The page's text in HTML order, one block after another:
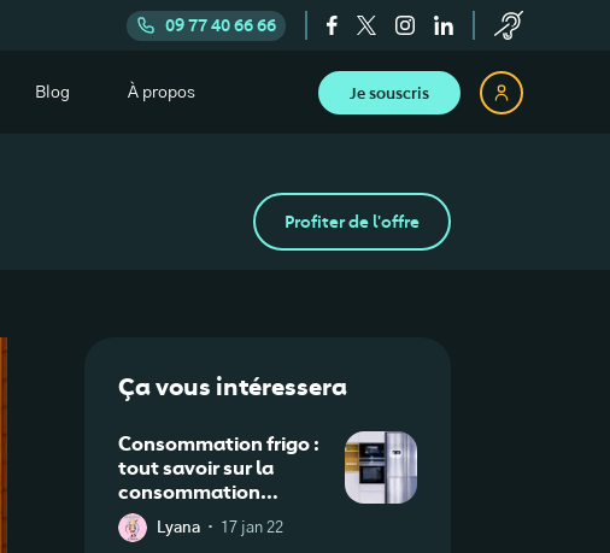
09 77 40 66 66
Blog À propos Je souscris
Profiter de l'offre
Ça vous intéressera
Consommation frigo :
tout savoir sur la
consommation
électrique de votre
réfrigérateur
Lyana · 17 jan 22